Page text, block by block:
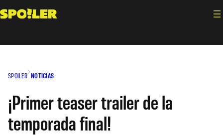
SPOILER NOTICIAS
¡Primer teaser trailer de la
temporada final!